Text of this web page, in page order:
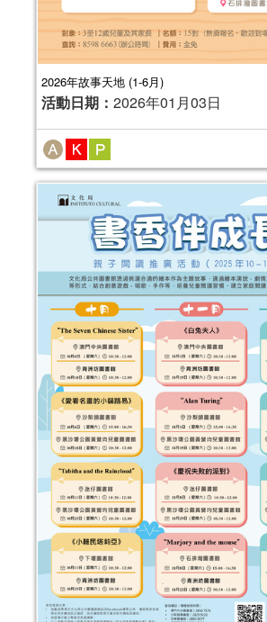
2026年故事天地 (1-6月)
活動日期： 2026年01月03日